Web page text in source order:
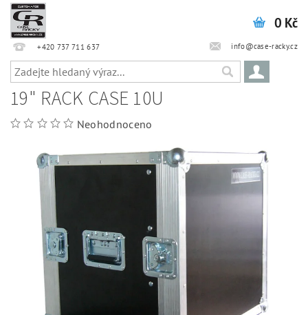
+420 737 711 637 info@case-racky.cz
0 Kč
19" RACK CASE 10U
Neohodnoceno